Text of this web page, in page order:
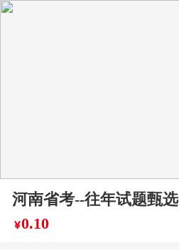
河南省考--往年试题甄选
￥0.10